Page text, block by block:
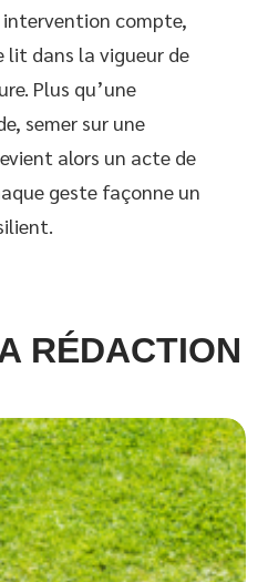
compte,
lit dans la vigueur de
Plus qu’une
semer sur une
alors un acte de
geste façonne un
RÉDACTION